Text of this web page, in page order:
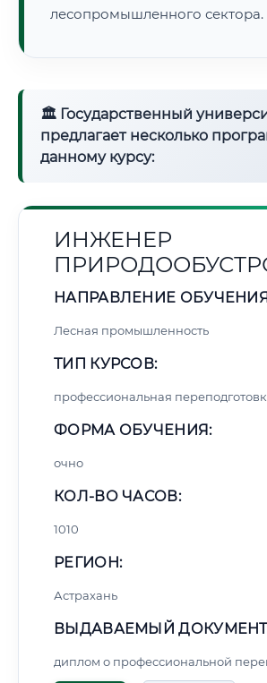
лесопромышленного сектора.
🏛 Государственный
предлагает несколько
данному курсу:
ИНЖЕНЕР
НАПРАВЛЕНИЕ
Лесная промышленность
ТИП КУРСОВ:
профессиональная
ФОРМА ОБУЧЕНИЯ:
очно
КОЛ-ВО ЧАСОВ:
1010
РЕГИОН:
Астрахань
ВЫДАВАЕМЫЙ
диплом о профессиональной